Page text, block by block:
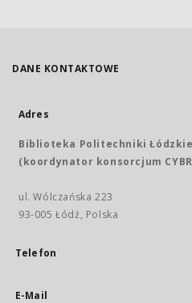
DANE KONTAKTOWE
Adres
Biblioteka Politechniki
(koordynator konsorcjum
ul. Wólczańska 223
93-005 Łódź, Polska
Telefon
E-Mail